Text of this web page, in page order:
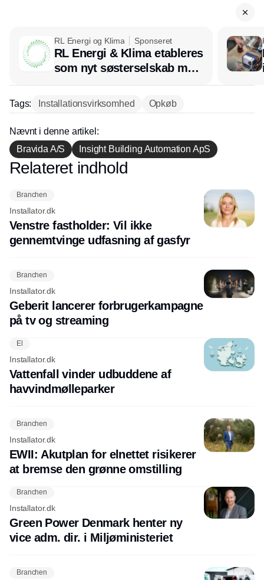
RL Energi og Klima Sponseret
RL Energi & Klima etableres
som nyt søsterselskab med
afsæt i RL Ventilation
Tags: Installationsvirksomhed Opkøb
Nævnt i denne artikel:
Bravida A/S
Insight Building Automation ApS
Annonce
Relateret indhold
Branchen
Installator.dk
Venstre fastholder: Vil ikke
gennemtvinge udfasning af gasfyr
Branchen
Installator.dk
Geberit lancerer forbrugerkampagne
på tv og streaming
El
Installator.dk
Vattenfall vinder udbuddene af
havvindmølleparker
Branchen
Installator.dk
EWII: Akutplan for elnettet risikerer
at bremse den grønne omstilling
Branchen
Installator.dk
Green Power Denmark henter ny
vice adm. dir. i Miljøministeriet
Branchen